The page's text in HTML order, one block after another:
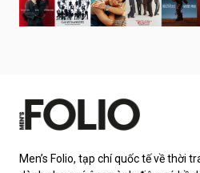
Men’s Folio, tạp chí quốc tế về thời